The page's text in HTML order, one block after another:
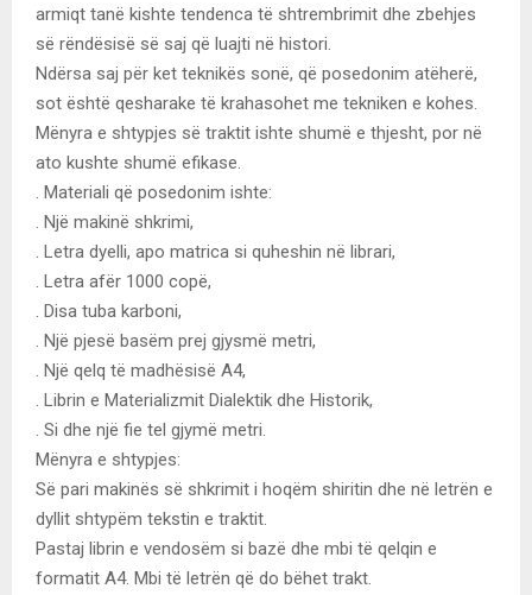
armiqt tanë kishte tendenca të shtrembrimit dhe zbehjes
së rëndësisë së saj që luajti në histori.
Ndërsa saj për ket teknikës sonë, që posedonim atëherë,
sot është qesharake të krahasohet me tekniken e kohes.
Mënyra e shtypjes së traktit ishte shumë e thjesht, por në
ato kushte shumë efikase.
. Materiali që posedonim ishte:
. Një makinë shkrimi,
. Letra dyelli, apo matrica si quheshin në librari,
. Letra afër 1000 copë,
. Disa tuba karboni,
. Një pjesë basëm prej gjysmë metri,
. Një qelq të madhësisë A4,
. Librin e Materializmit Dialektik dhe Historik,
. Si dhe një fie tel gjymë metri.
Mënyra e shtypjes:
Së pari makinës së shkrimit i hoqëm shiritin dhe në letrën e
dyllit shtypëm tekstin e traktit.
Pastaj librin e vendosëm si bazë dhe mbi të qelqin e
formatit A4. Mbi të letrën që do bëhet trakt.